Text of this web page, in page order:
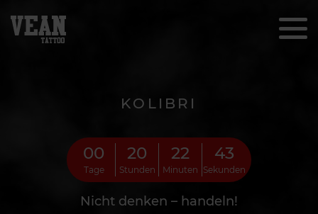
KOLIBRI
00
Tage
20
Stunden
22
Minuten
41
Sekunden
Nicht denken – handeln!